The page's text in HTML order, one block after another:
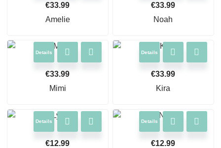
€33.99
Amelie
€33.99
Noah
Details
€33.99
Mimi
Details
€33.99
Kira
Details
€12.99
Details
€12.99